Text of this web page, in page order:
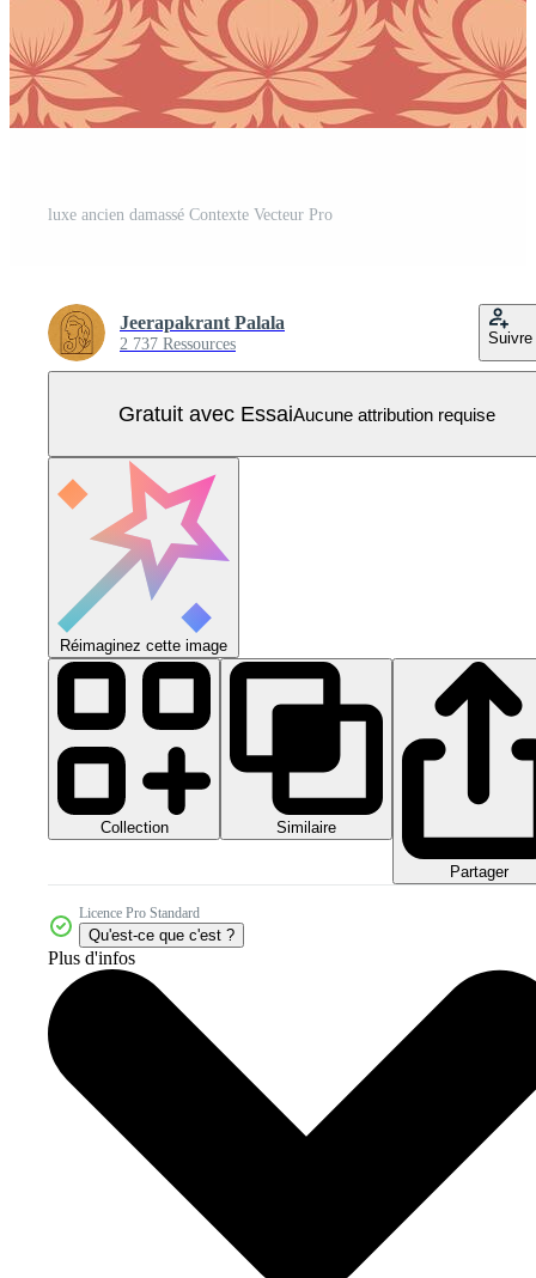
luxe ancien damassé Contexte Vecteur Pro
Jeerapakrant Palala
2 737 Ressources Suivre
Gratuit avec EssaiAucune attribution requise
Réimaginez cette image
Collection Similaire
Partager
Licence Pro Standard
Qu'est-ce que c'est ?
Plus d'infos